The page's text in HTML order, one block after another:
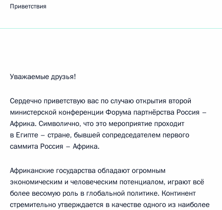
Приветствия
Уважаемые друзья!
Сердечно приветствую вас по случаю открытия второй
министерской конференции Форума партнёрства Россия –
Африка. Символично, что это мероприятие проходит
в Египте – стране, бывшей сопредседателем первого
саммита Россия – Африка.
Африканские государства обладают огромным
экономическим и человеческим потенциалом, играют всё
более весомую роль в глобальной политике. Континент
стремительно утверждается в качестве одного из наиболее